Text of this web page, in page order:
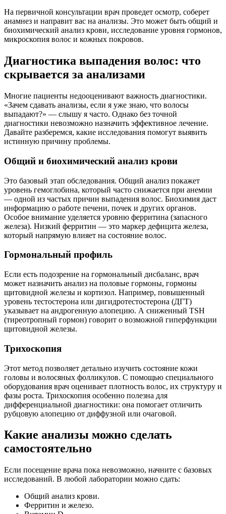
На первичной консультации врач проведет осмотр, соберет
анамнез и направит вас на анализы. Это может быть общий и
биохимический анализ крови, исследование уровня гормонов,
микроскопия волос и кожных покровов.
Диагностика выпадения волос: что
скрывается за анализами
Многие пациенты недооценивают важность диагностики.
«Зачем сдавать анализы, если я уже знаю, что волосы
выпадают?» — слышу я часто. Однако без точной
диагностики невозможно назначить эффективное лечение.
Давайте разберемся, какие исследования помогут выявить
истинную причину проблемы.
Общий и биохимический анализ крови
Это базовый этап обследования. Общий анализ покажет
уровень гемоглобина, который часто снижается при анемии
— одной из частых причин выпадения волос. Биохимия даст
информацию о работе печени, почек и других органов.
Особое внимание уделяется уровню ферритина (запасного
железа). Низкий ферритин — это маркер дефицита железа,
который напрямую влияет на состояние волос.
Гормональный профиль
Если есть подозрение на гормональный дисбаланс, врач
может назначить анализ на половые гормоны, гормоны
щитовидной железы и кортизол. Например, повышенный
уровень тестостерона или дигидротестостерона (ДГТ)
указывает на андрогенную алопецию. А сниженный TSH
(тиреотропный гормон) говорит о возможной гиперфункции
щитовидной железы.
Трихоскопия
Этот метод позволяет детально изучить состояние кожи
головы и волосяных фолликулов. С помощью специального
оборудования врач оценивает плотность волос, их структуру и
фазы роста. Трихоскопия особенно полезна для
дифференциальной диагностики: она помогает отличить
рубцовую алопецию от диффузной или очаговой.
Какие анализы можно сделать
самостоятельно
Если посещение врача пока невозможно, начните с базовых
исследований. В любой лаборатории можно сдать:
Общий анализ крови.
Ферритин и железо.